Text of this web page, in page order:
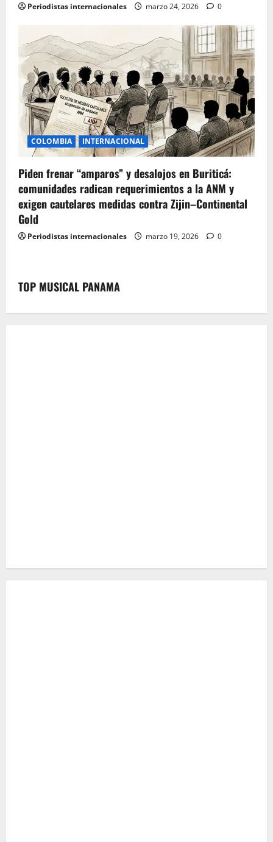
Periodistas internacionales marzo 24, 2026 0
COLOMBIA INTERNACIONAL
Piden frenar “amparos” y desalojos en Buriticá:
comunidades radican requerimientos a la ANM y
exigen cautelares medidas contra Zijin–Continental
Gold
Periodistas internacionales marzo 19, 2026 0
TOP MUSICAL PANAMA